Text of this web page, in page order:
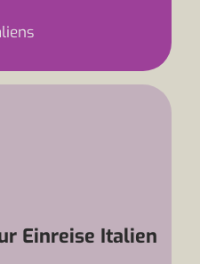
Einreise Italien